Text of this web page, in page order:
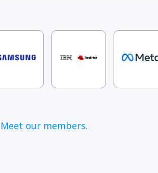
Meet our members.